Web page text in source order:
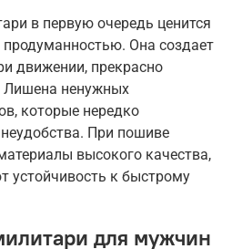
в первую очередь ценится
Она создает
движении, прекрасно
Лишена ненужных
которые нередко
При пошиве
высокого качества,
устойчивость к быстрому
для мужчин